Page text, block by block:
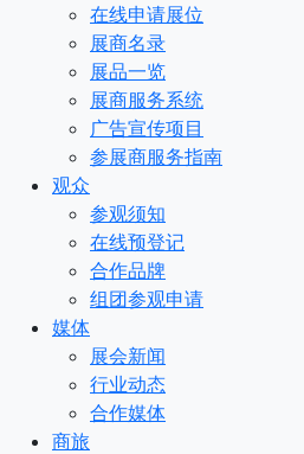
在线申请展位
展商名录
展品一览
展商服务系统
广告宣传项目
参展商服务指南
观众
参观须知
在线预登记
合作品牌
组团参观申请
媒体
展会新闻
行业动态
合作媒体
商旅